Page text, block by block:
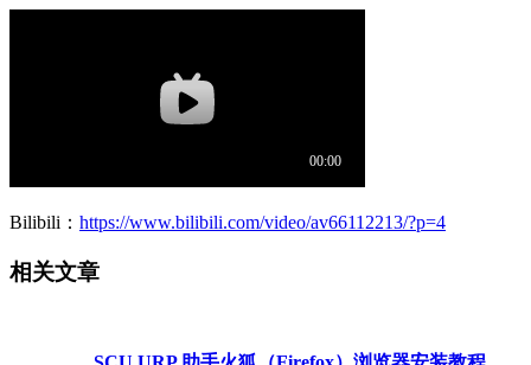
Bilibili： https://www.bilibili.com/video/av66112213/?p=4
相关文章